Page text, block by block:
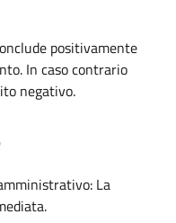
positivamente
In caso contrario
negativo.
La